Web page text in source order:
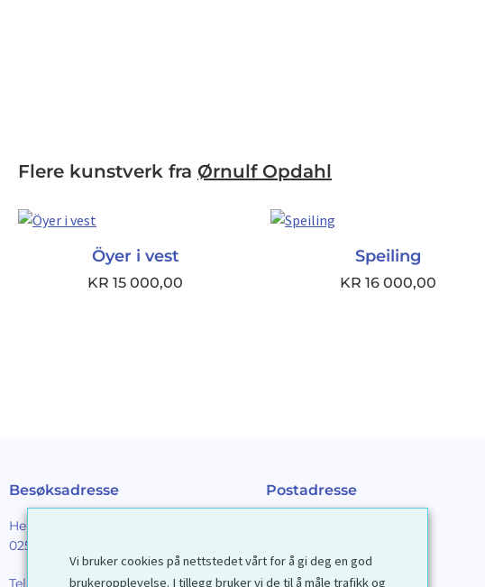
Flere kunstverk fra Ørnulf Opdahl
Öyer i vest
KR 15 000,00
Speiling
KR 16 000,00
Besøksadresse
Henrik Ibsens gt. 90
0255 Oslo
Tel: 22 44 85 86
Postadresse
0201 Oslo
Vi bruker cookies på nettstedet vårt for å gi deg en god
brukeropplevelse. I tillegg bruker vi de til å måle trafikk og